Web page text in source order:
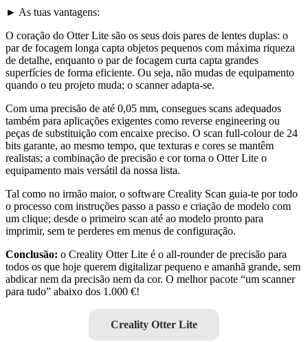
► As tuas vantagens:
O coração do Otter Lite são os seus dois pares de lentes duplas: o
par de focagem longa capta objetos pequenos com máxima riqueza
de detalhe, enquanto o par de focagem curta capta grandes
superfícies de forma eficiente. Ou seja, não mudas de equipamento
quando o teu projeto muda; o scanner adapta-se.
Com uma precisão de até 0,05 mm, consegues scans adequados
também para aplicações exigentes como reverse engineering ou
peças de substituição com encaixe preciso. O scan full-colour de 24
bits garante, ao mesmo tempo, que texturas e cores se mantêm
realistas; a combinação de precisão e cor torna o Otter Lite o
equipamento mais versátil da nossa lista.
Tal como no irmão maior, o software Creality Scan guia-te por todo
o processo com instruções passo a passo e criação de modelo com
um clique; desde o primeiro scan até ao modelo pronto para
imprimir, sem te perderes em menus de configuração.
Conclusão: o Creality Otter Lite é o all-rounder de precisão para
todos os que hoje querem digitalizar pequeno e amanhã grande, sem
abdicar nem da precisão nem da cor. O melhor pacote “um scanner
para tudo” abaixo dos 1.000 €!
Creality Otter Lite